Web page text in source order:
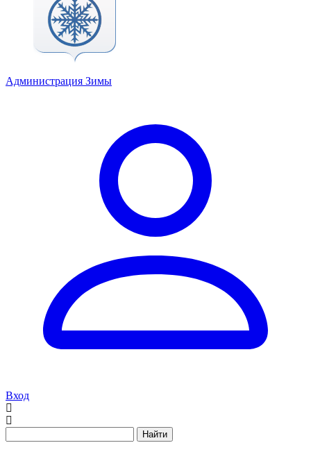
Администрация Зимы
Вход
Найти